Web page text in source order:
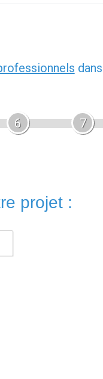
dans
6 7
projet :